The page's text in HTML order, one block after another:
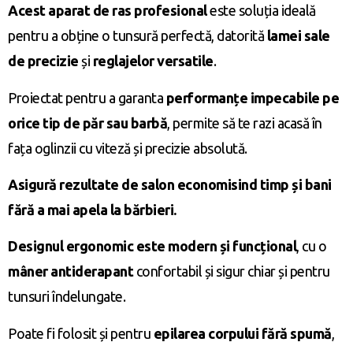
Acest aparat de ras profesionaleste soluția ideală
pentru a obține o tunsură perfectă, datorită lamei sale
de precizie și reglajelor versatile.
Proiectat pentru a garanta performanțe impecabile pe
orice tip de păr sau barbă , permite să te razi acasă în
fața oglinzii cu viteză și precizie absolută.
Asigură rezultate de salon economisind timp și bani
fără a mai apela la bărbieri.
Designul ergonomic este modern și funcțional, cu o
mâner antiderapantconfortabil și sigur chiar și pentru
tunsuri îndelungate.
Poate fi folosit și pentru epilarea corpului fără spumă